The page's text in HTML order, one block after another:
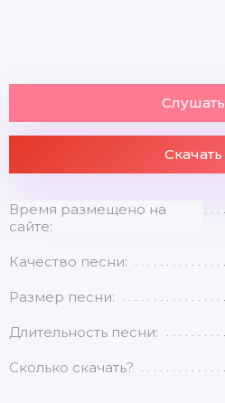
Слушать
Скачать
Время размещено на
сайте:
Качество песни:
Размер песни:
Длительность песни:
Сколько скачать?